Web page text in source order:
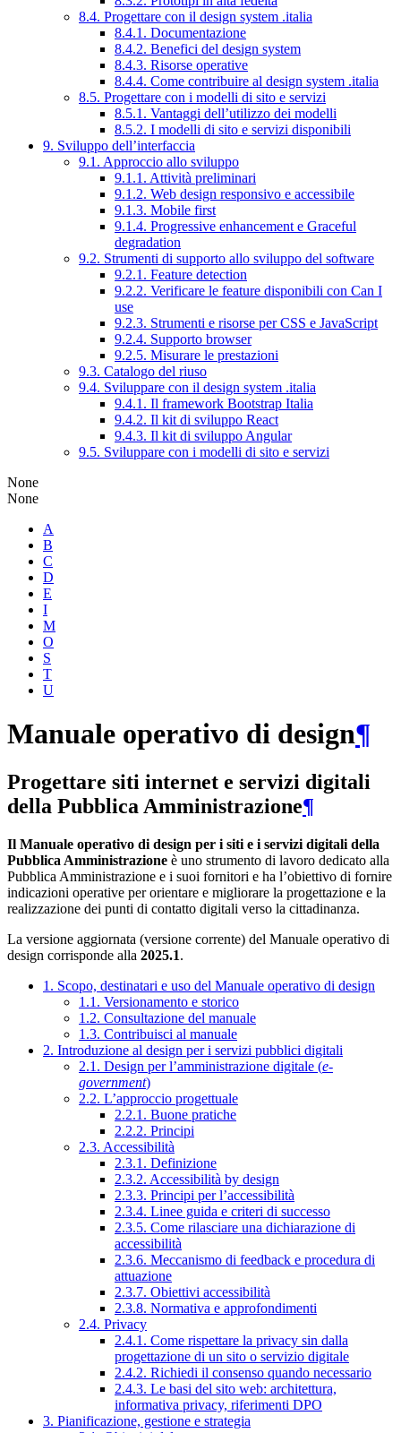
8.4. Progettare con il design system .italia
8.4.1. Documentazione
8.4.2. Benefici del design system
8.4.3. Risorse operative
8.4.4. Come contribuire al design system .italia
8.5. Progettare con i modelli di sito e servizi
8.5.1. Vantaggi dell’utilizzo dei modelli
8.5.2. I modelli di sito e servizi disponibili
9. Sviluppo dell’interfaccia
9.1. Approccio allo sviluppo
9.1.1. Attività preliminari
9.1.2. Web design responsivo e accessibile
9.1.3. Mobile first
9.1.4. Progressive enhancement e Graceful
degradation
9.2. Strumenti di supporto allo sviluppo del software
9.2.1. Feature detection
9.2.2. Verificare le feature disponibili con Can I
use
9.2.3. Strumenti e risorse per CSS e JavaScript
9.2.4. Supporto browser
9.2.5. Misurare le prestazioni
9.3. Catalogo del riuso
9.4. Sviluppare con il design system .italia
9.4.1. Il framework Bootstrap Italia
9.4.2. Il kit di sviluppo React
9.4.3. Il kit di sviluppo Angular
9.5. Sviluppare con i modelli di sito e servizi
None
None
A
B
C
D
E
I
M
O
S
T
U
Manuale operativo di design¶
Progettare siti internet e servizi digitali
della Pubblica Amministrazione¶
Il Manuale operativo di design per i siti e i servizi digitali della
Pubblica Amministrazione è uno strumento di lavoro dedicato alla
Pubblica Amministrazione e i suoi fornitori e ha l’obiettivo di fornire
indicazioni operative per orientare e migliorare la progettazione e la
realizzazione dei punti di contatto digitali verso la cittadinanza.
La versione aggiornata (versione corrente) del Manuale operativo di
design corrisponde alla 2025.1.
1. Scopo, destinatari e uso del Manuale operativo di design
1.1. Versionamento e storico
1.2. Consultazione del manuale
1.3. Contribuisci al manuale
2. Introduzione al design per i servizi pubblici digitali
2.1. Design per l’amministrazione digitale (e-
government)
2.2. L’approccio progettuale
2.2.1. Buone pratiche
2.2.2. Principi
2.3. Accessibilità
2.3.1. Definizione
2.3.2. Accessibilità by design
2.3.3. Principi per l’accessibilità
2.3.4. Linee guida e criteri di successo
2.3.5. Come rilasciare una dichiarazione di
accessibilità
2.3.6. Meccanismo di feedback e procedura di
attuazione
2.3.7. Obiettivi accessibilità
2.3.8. Normativa e approfondimenti
2.4. Privacy
2.4.1. Come rispettare la privacy sin dalla
progettazione di un sito o servizio digitale
2.4.2. Richiedi il consenso quando necessario
2.4.3. Le basi del sito web: architettura,
informativa privacy, riferimenti DPO
3. Pianificazione, gestione e strategia